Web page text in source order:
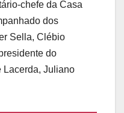
chefe da Casa
dos
Sella, Clébio
do
Lacerda, Juliano